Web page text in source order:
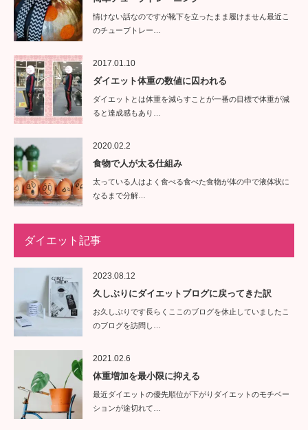
情けない話なのですが靴下を立ったまま履けません最近こ
のチューブトレー…
2017.01.10
ダイエット体重の数値に囚われる
ダイエットとは体重を減らすことが一番の目標で体重が減
ると達成感もあり…
2020.02.2
食物で人が太る仕組み
太っている人はよく食べる食べた食物が体の中で液体状に
なるまで分解…
ダイエット記事
2023.08.12
久しぶりにダイエットブログに戻ってきた訳
お久しぶりです長らくここのブログを休止していましたこ
のブログを訪問し…
2021.02.6
体重増加を最小限に抑える
最近ダイエットの優先順位が下がりダイエットのモチベー
ションが途切れて…